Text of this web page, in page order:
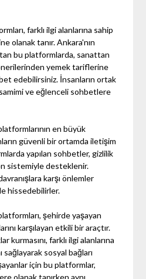
farklı ilgi alanlarına sahip
olanak tanır. Ankara'nın
bu platformlarda, sanattan
yemek tariflerine
edebilirsiniz. İnsanların ortak
samimi ve eğlenceli sohbetlere
en büyük
güvenli bir ortamda iletişim
yapılan sohbetler, gizlilik
sistemiyle desteklenir.
karşı önlemler
hissedebilirler.
şehirde yaşayan
karşılayan etkili bir araçtır.
kurmasını, farklı ilgi alanlarına
sağlayarak sosyal bağları
için bu platformlar,
olanak tanırken aynı